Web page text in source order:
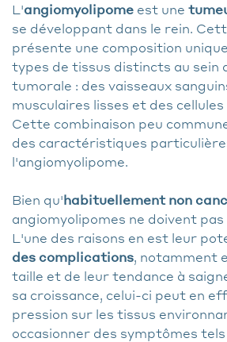
L'angiomyolipome est une
se développant dans le rein.
présente une composition
types de tissus distincts au sein
tumorale : des vaisseaux
musculaires lisses et des
Cette combinaison peu
des caractéristiques
l'angiomyolipome.
Bien qu'habituellement non
angiomyolipomes ne doivent
L'une des raisons en est leur
des complications, notamment
taille et de leur tendance à
sa croissance, celui-ci peut en
pression sur les tissus
occasionner des symptômes